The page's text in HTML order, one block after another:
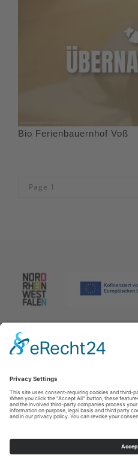
Bio Ferienbauernhof Voß
Afdruk|Privacybeleid|
contact
T: +49 (0) 2974 96980